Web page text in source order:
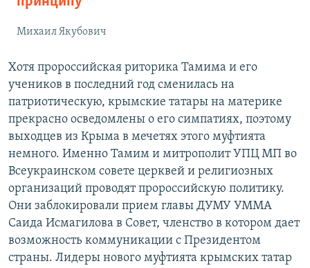
Михаил Якубович
Хотя пророссийская риторика Тамима и его
учеников в последний год сменилась на
патриотическую, крымские татары на материке
прекрасно осведомлены о его симпатиях, поэтому
выходцев из Крыма в мечетях этого муфтията
немного. Именно Тамим и митрополит УПЦ МП во
Всеукраинском совете церквей и религиозных
организаций проводят пророссийскую политику.
Они заблокировали прием главы ДУМУ УММА
Саида Исмагилова в Совет, членство в котором дает
возможность коммуникации с Президентом
страны. Лидеры нового муфтията крымских татар